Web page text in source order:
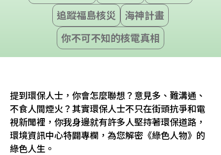
追蹤福島核災
海神計畫
你不可不知的核電真相
提到環保人士，你會怎麼聯想？意見多、難溝通、
不食人間煙火？其實環保人士不只在街頭抗爭和電
視新聞裡，你我身邊就有許多人堅持著環保道路，
環境資訊中心特闢專欄，為您解密《綠色人物》的
綠色人生。